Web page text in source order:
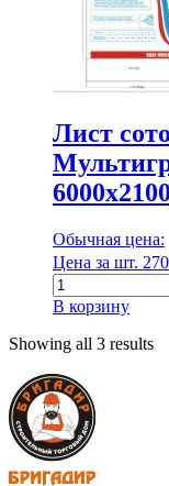
Класс эмиссии
Количество в 1 м³
Количество в тонне
Количество в
Лист
Обычная цена:
Цена за шт.
Количество
товара
Лист
сотовый
Мультигрин
4,0
мм
(прозрачный,
6000х2100)
В корзину
Showing all 3 results